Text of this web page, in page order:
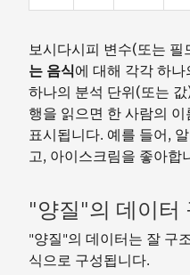
보시다시피 변수(또는 필
는 음식에 대해 각각 하
하나의 분석 단위(또는
행을 읽으면 한 사람의
표시됩니다. 예를 들어,
고, 아이스크림을 좋아합
"양질"의 데이터
"양질"의 데이터는 잘 구
식으로 구성됩니다.